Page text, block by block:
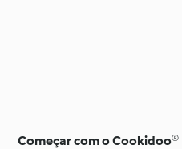
Começar com o Cookidoo®